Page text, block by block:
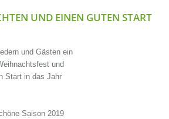
UND EINEN GUTEN START
und Gästen ein
und
Start in das Jahr
Saison 2019